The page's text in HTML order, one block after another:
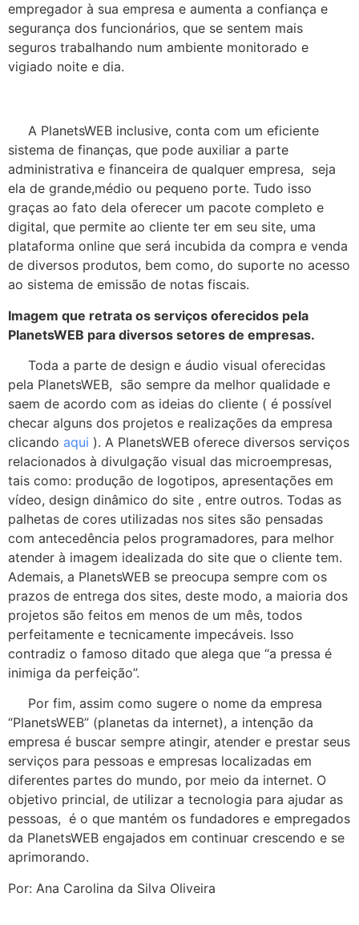
empregador à sua empresa e aumenta a confiança e
segurança dos funcionários, que se sentem mais
seguros trabalhando num ambiente monitorado e
vigiado noite e dia.
A PlanetsWEB inclusive, conta com um eficiente
sistema de finanças, que pode auxiliar a parte
administrativa e financeira de qualquer empresa, seja
ela de grande,médio ou pequeno porte. Tudo isso
graças ao fato dela oferecer um pacote completo e
digital, que permite ao cliente ter em seu site, uma
plataforma online que será incubida da compra e venda
de diversos produtos, bem como, do suporte no acesso
ao sistema de emissão de notas fiscais.
Imagem que retrata os serviços oferecidos pela
PlanetsWEB para diversos setores de empresas.
Toda a parte de design e áudio visual oferecidas
pela PlanetsWEB, são sempre da melhor qualidade e
saem de acordo com as ideias do cliente ( é possível
checar alguns dos projetos e realizações da empresa
clicando aqui ). A PlanetsWEB oferece diversos serviços
relacionados à divulgação visual das microempresas,
tais como: produção de logotipos, apresentações em
vídeo, design dinâmico do site , entre outros. Todas as
palhetas de cores utilizadas nos sites são pensadas
com antecedência pelos programadores, para melhor
atender à imagem idealizada do site que o cliente tem.
Ademais, a PlanetsWEB se preocupa sempre com os
prazos de entrega dos sites, deste modo, a maioria dos
projetos são feitos em menos de um mês, todos
perfeitamente e tecnicamente impecáveis. Isso
contradiz o famoso ditado que alega que “a pressa é
inimiga da perfeição”.
Por fim, assim como sugere o nome da empresa
“PlanetsWEB” (planetas da internet), a intenção da
empresa é buscar sempre atingir, atender e prestar seus
serviços para pessoas e empresas localizadas em
diferentes partes do mundo, por meio da internet. O
objetivo princial, de utilizar a tecnologia para ajudar as
pessoas, é o que mantém os fundadores e empregados
da PlanetsWEB engajados em continuar crescendo e se
aprimorando.
Por: Ana Carolina da Silva Oliveira